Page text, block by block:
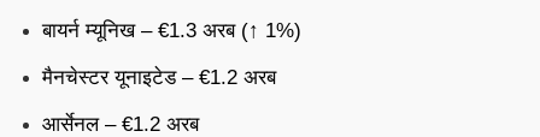
बायर्न म्यूनिख – €1.3 अरब (↑ 1%)
मैनचेस्टर यूनाइटेड – €1.2 अरब
आर्सेनल – €1.2 अरब